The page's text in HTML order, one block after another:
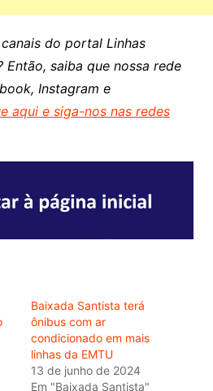
do portal Linhas
Então, saiba que nossa rede
Instagram e
aqui e siga-nos nas redes
Baixada Santista terá
ônibus com ar
condicionado em mais
linhas da EMTU
13 de junho de 2024
Em "Baixada Santista"